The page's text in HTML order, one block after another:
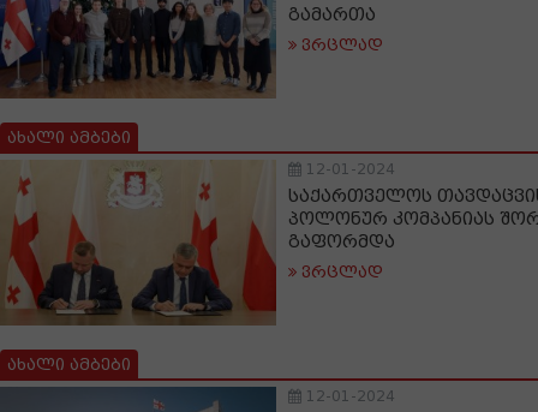
გამართა
ვრცლად
ახალი ამბები
12-01-2024
საქართველოს
პოლონურ კომპანიას
გაფორმდა
ვრცლად
ახალი ამბები
12-01-2024